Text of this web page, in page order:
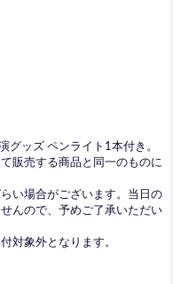
グッズ ペンライト1本付き。
販売する商品と同一のものに
い場合がございます。当日の
んので、予めご了承いただい
対象外となります。